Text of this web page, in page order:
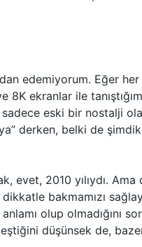
edemiyorum. Eğer
ekranlar ile
sadece eski bir nostalji
derken, belki de
evet, 2010 yılıydı. Ama
bakmamızı
olup olmadığını
düşünsek de,